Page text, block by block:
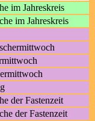
im Jahreskreis
im Jahreskreis
der Fastenzeit
der Fastenzeit